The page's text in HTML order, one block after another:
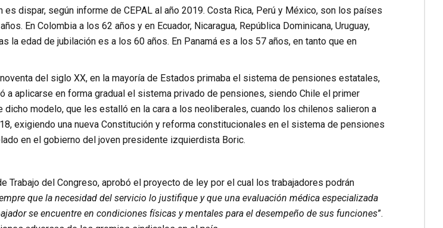
es dispar, según informe de CEPAL al año 2019. Costa Rica, Perú y México, son los países
En Colombia a los 62 años y en Ecuador, Nicaragua, República Dominicana, Uruguay,
la edad de jubilación es a los 60 años. En Panamá es a los 57 años, en tanto que en
del siglo XX, en la mayoría de Estados primaba el sistema de pensiones estatales,
a aplicarse en forma gradual el sistema privado de pensiones, siendo Chile el primer
dicho modelo, que les estalló en la cara a los neoliberales, cuando los chilenos salieron a
exigiendo una nueva Constitución y reforma constitucionales en el sistema de pensiones
en el gobierno del joven presidente izquierdista Boric.
Trabajo del Congreso, aprobó el proyecto de ley por el cual los trabajadores podrán
que la necesidad del servicio lo justifique y que una evaluación médica especializada
se encuentre en condiciones físicas y mentales para el desempeño de sus funciones”.